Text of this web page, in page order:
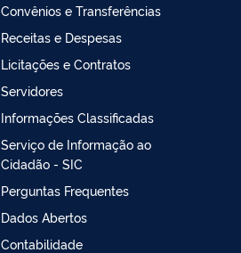
Convênios e Transferências
Receitas e Despesas
Licitações e Contratos
Servidores
Informações Classificadas
Serviço de Informação ao
Cidadão - SIC
Perguntas Frequentes
Dados Abertos
Contabilidade